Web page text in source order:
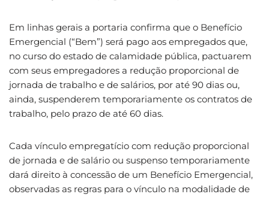
Em linhas gerais a portaria confirma que o Benefício
Emergencial (“Bem”) será pago aos empregados que,
no curso do estado de calamidade pública, pactuarem
com seus empregadores a redução proporcional de
jornada de trabalho e de salários, por até 90 dias ou,
ainda, suspenderem temporariamente os contratos de
trabalho, pelo prazo de até 60 dias.
Cada vínculo empregatício com redução proporcional
de jornada e de salário ou suspenso temporariamente
dará direito à concessão de um Benefício Emergencial,
observadas as regras para o vínculo na modalidade de